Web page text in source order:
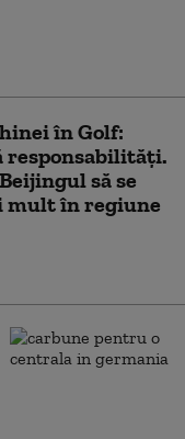
în Golf:
responsabilități.
să se
mult în regiune